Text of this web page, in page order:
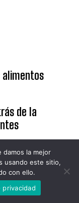
alimentos
de la
restaurantes.
damos la mejor
usando este sitio,
con ello.
privacidad